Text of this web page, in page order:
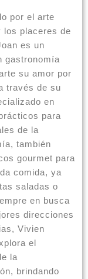
por el arte
los placeres de
es un
gastronomía
su amor por
través de su
en
para
de la
también
gourmet para
comida, ya
saladas o
en busca
direcciones
Vivien
el
la
brindando